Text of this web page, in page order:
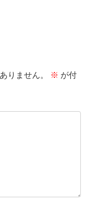
りません。 ※ が付